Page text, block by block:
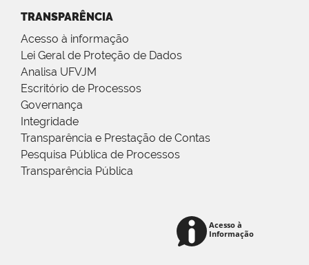
TRANSPARÊNCIA
Acesso à informação
Lei Geral de Proteção de Dados
Analisa UFVJM
Escritório de Processos
Governança
Integridade
Transparência e Prestação de Contas
Pesquisa Pública de Processos
Transparência Pública